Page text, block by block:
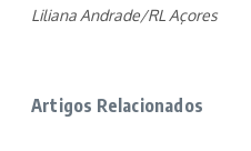
Liliana Andrade/RL Açores
Artigos Relacionados